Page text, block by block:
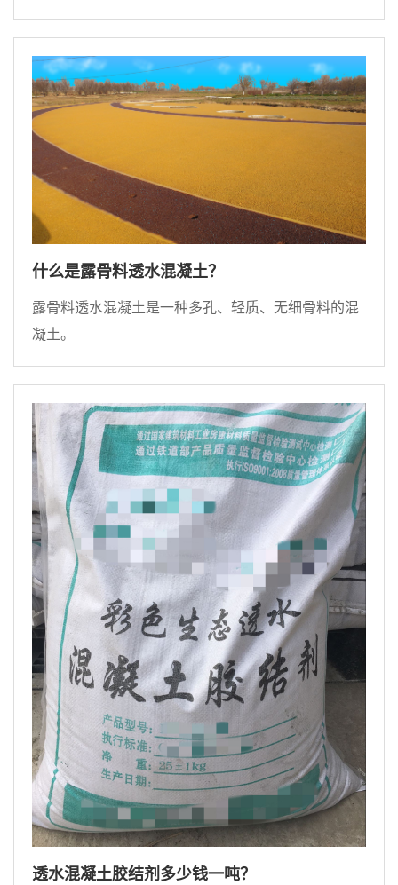
性能，可以为运动员提供安全、舒适的运动环境。
什么是露骨料透水混凝土？
露骨料透水混凝土是一种多孔、轻质、无细骨料的混
凝土。
透水混凝土胶结剂多少钱一吨？